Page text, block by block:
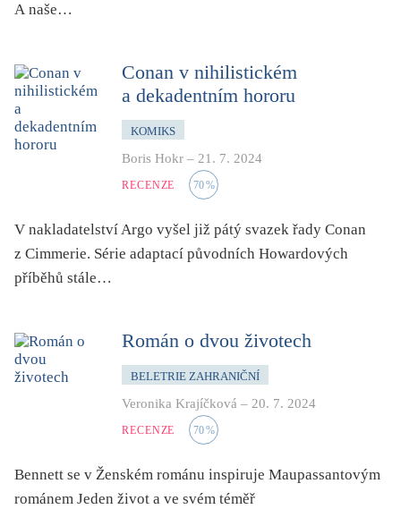
A naše…
Conan v nihilistickém
a dekadentním hororu
KOMIKS
Boris Hokr – 21. 7. 2024
RECENZE 70%
V nakladatelství Argo vyšel již pátý svazek řady Conan
z Cimmerie. Série adaptací původních Howardových
příběhů stále…
Román o dvou životech
BELETRIE ZAHRANIČNÍ
Veronika Krajíčková – 20. 7. 2024
RECENZE 70%
Bennett se v Ženském románu inspiruje Maupassantovým
románem Jeden život a ve svém téměř